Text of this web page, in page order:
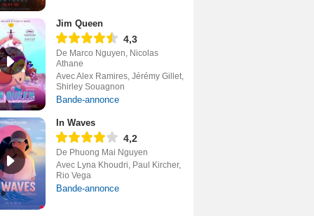
Jim Queen
4,3
De Marco Nguyen, Nicolas
Athane
Avec Alex Ramires, Jérémy Gillet,
Shirley Souagnon
Bande-annonce
In Waves
4,2
De Phuong Mai Nguyen
Avec Lyna Khoudri, Paul Kircher,
Rio Vega
Bande-annonce